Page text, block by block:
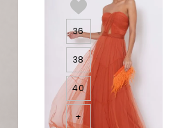
36
38
40
+